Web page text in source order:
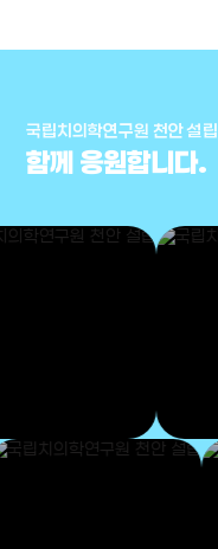
국립치의학연구원 천안 설립
함께 응원합니다.